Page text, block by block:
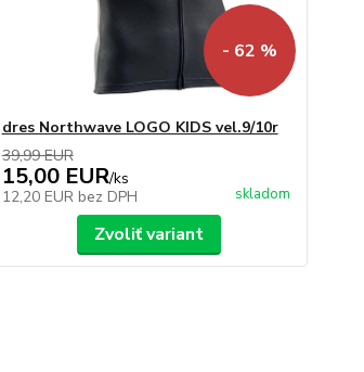
- 62 %
dres Northwave LOGO KIDS vel.9/10r
39,99 EUR
15,00 EUR/ks
12,20 EUR bez DPH skladom
Zvoliť variant